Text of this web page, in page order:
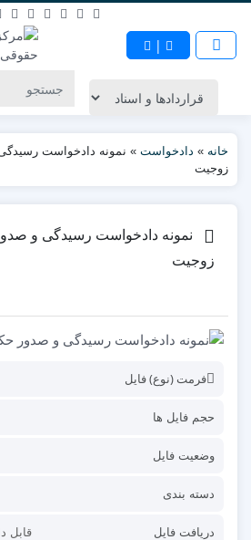
|
خانه » دادخواست » نمونه دادخواست
زوجیت
نمونه دادخواست رسیدگی و
زوجیت
فرمت (نوع) فایل
حجم فایل ها
وضعیت فایل
دسته بندی
دریافت فایل قابل